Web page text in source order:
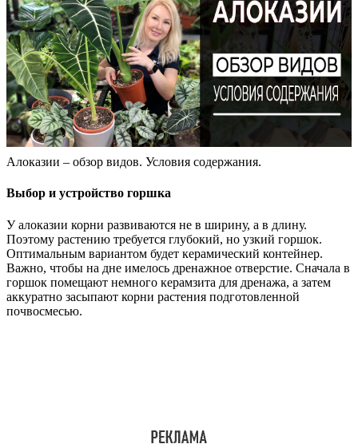
Алоказии – обзор видов. Условия содержания.
Выбор и устройство горшка
У алоказии корни развиваются не в ширину, а в длину.
Поэтому растению требуется глубокий, но узкий горшок.
Оптимальным вариантом будет керамический контейнер.
Важно, чтобы на дне имелось дренажное отверстие. Сначала в
горшок помещают немного керамзита для дренажа, а затем
аккуратно засыпают корни растения подготовленной
почвосмесью.